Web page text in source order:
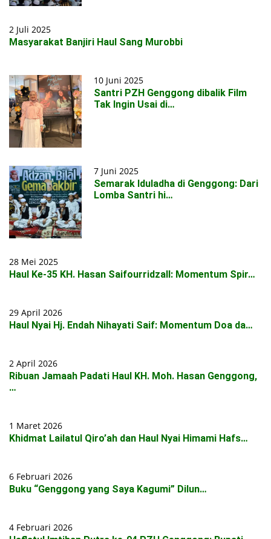
2 Juli 2025
Masyarakat Banjiri Haul Sang Murobbi
10 Juni 2025
Santri PZH Genggong dibalik Film
Tak Ingin Usai di…
7 Juni 2025
Semarak Iduladha di Genggong: Dari
Lomba Santri hi…
28 Mei 2025
Haul Ke-35 KH. Hasan Saifourridzall: Momentum Spir…
29 April 2026
Haul Nyai Hj. Endah Nihayati Saif: Momentum Doa da…
2 April 2026
Ribuan Jamaah Padati Haul KH. Moh. Hasan Genggong,
…
1 Maret 2026
Khidmat Lailatul Qiro’ah dan Haul Nyai Himami Hafs…
6 Februari 2026
Buku “Genggong yang Saya Kagumi” Dilun…
4 Februari 2026